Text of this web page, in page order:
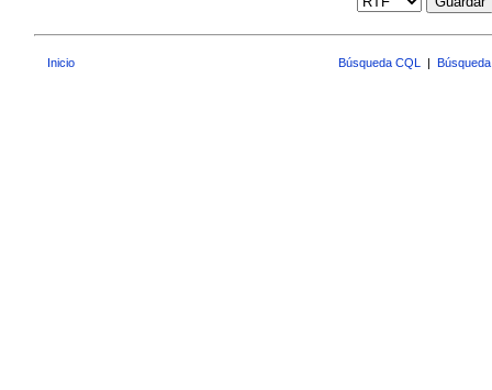
Inicio Búsqueda CQL